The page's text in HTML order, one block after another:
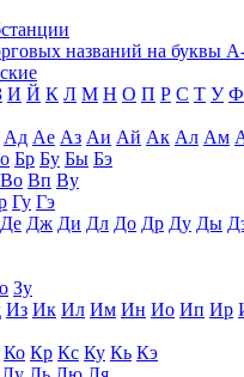
названий на буквы
И Й К Л М Н О П Р С Т У Ф
Ад Ае Аз Аи Ай Ак Ал Ам
Бр Бу Бы Бэ
Во Вп Ву
Гу Гэ
Де Дж Ди Дл До Др Ду Ды
Зу
Из Ик Ил Им Ин Ио Ип Ир
Ко Кр Кс Ку Кь Кэ